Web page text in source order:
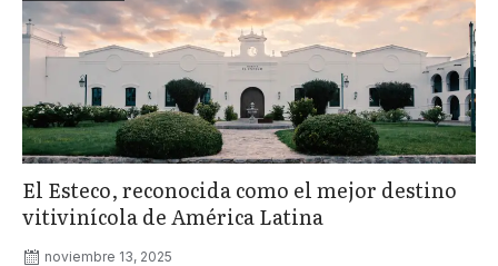
El Esteco, reconocida como el mejor destino
vitivinícola de América Latina
noviembre 13, 2025